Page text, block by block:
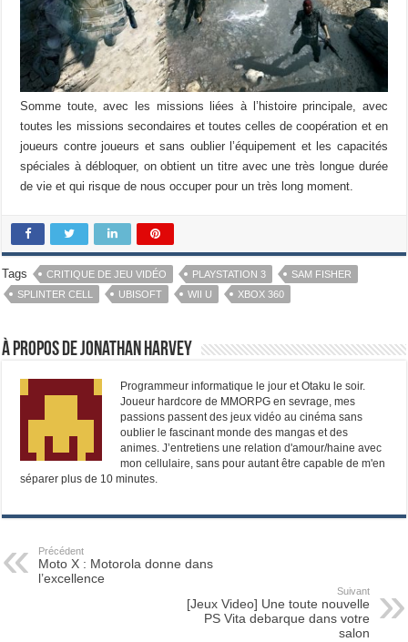
Somme toute, avec les missions liées à l’histoire principale, avec
toutes les missions secondaires et toutes celles de coopération et en
joueurs contre joueurs et sans oublier l’équipement et les capacités
spéciales à débloquer, on obtient un titre avec une très longue durée
de vie et qui risque de nous occuper pour un très long moment.
Tags CRITIQUE DE JEU VIDÉO PLAYSTATION 3
SAM FISHER
SPLINTER CELL
UBISOFT WII U XBOX 360
À propos de Jonathan Harvey
Programmeur informatique le jour et Otaku le soir.
Joueur hardcore de MMORPG en sevrage, mes
passions passent des jeux vidéo au cinéma sans
oublier le fascinant monde des mangas et des
animes. J’entretiens une relation d'amour/haine avec
mon cellulaire, sans pour autant être capable de m'en
séparer plus de 10 minutes.
Précédent
Moto X : Motorola donne dans
l’excellence
Suivant
[Jeux Video] Une toute nouvelle
PS Vita debarque dans votre
salon